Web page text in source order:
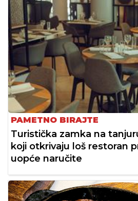
PAMETNO BIRAJTE
Turistička zamka na
koji otkrivaju loš restoran
uopće naručite